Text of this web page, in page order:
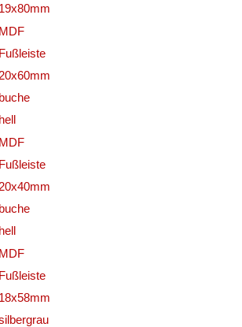
19x80mm
MDF
Fußleiste
20x60mm
buche
hell
MDF
Fußleiste
20x40mm
buche
hell
MDF
Fußleiste
18x58mm